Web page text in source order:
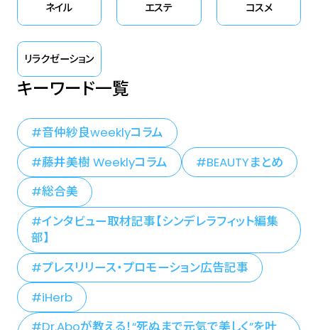
ネイル エステ コスメ
リラクゼーション
キーワード一覧
音仲紗良weeklyコラム
藤井美樹 Weeklyコラム
BEAUTYまとめ
総合美
インタビュー取材記事【シンデレラフィット編集
部】
プレスリリース・プロモーション広告記事
iHerb